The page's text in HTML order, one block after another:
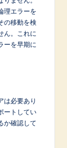
理エラーを
の移動を検
ん。これに
ーを早期に
は必要あり
ートしてい
か確認して